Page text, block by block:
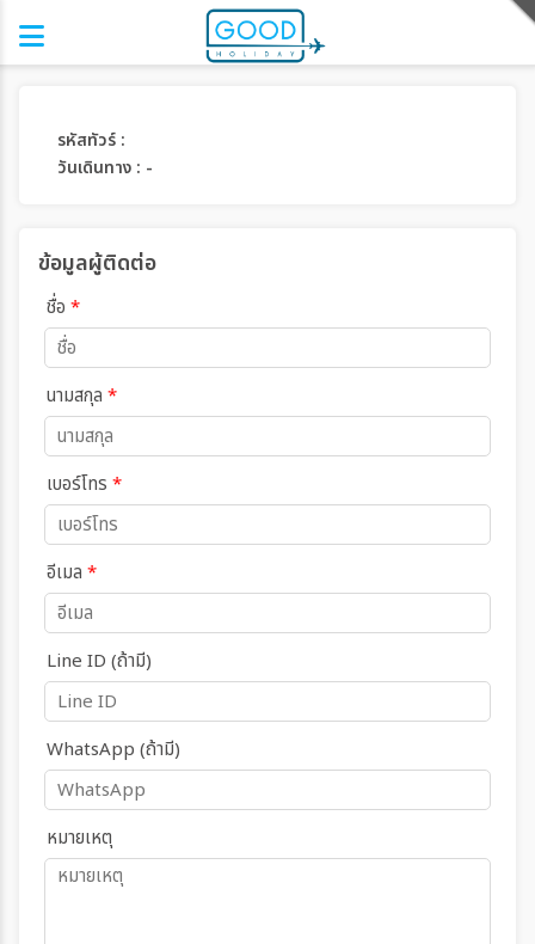
รหัสทัวร์ :
วันเดินทาง : -
ข้อมูลผู้ติดต่อ
ชื่อ *
นามสกุล *
เบอร์โทร *
อีเมล *
Line ID (ถ้ามี)
WhatsApp (ถ้ามี)
หมายเหตุ